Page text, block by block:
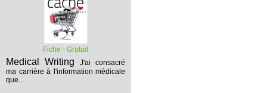
Fiche - Gratuit
Medical Writing
J'ai consacré
ma carrière à l'information médicale
que...